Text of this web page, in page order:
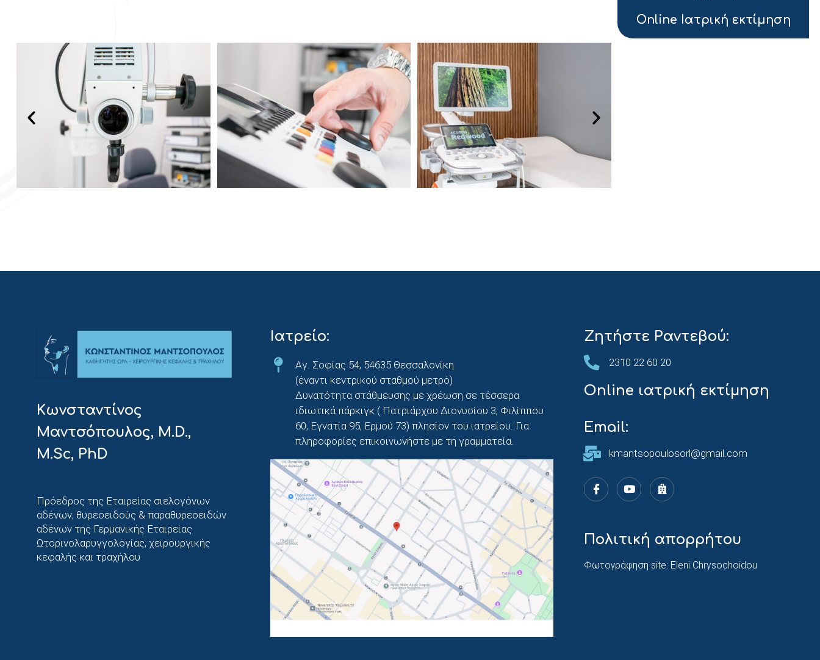
Online Ιατρική εκτίμηση
Κωνσταντίνος
Μαντσόπουλος, M.D.,
M.Sc, PhD
Πρόεδρος της Εταιρείας σιελογόνων
αδένων, θυρεοειδούς & παραθυρεοειδών
αδένων της Γερμανικής Εταιρείας
Ωτορινολαρυγγολογίας, χειρουργικής
κεφαλής και τραχήλου
Καθηγητής Ωτορινολαρυγγολογίας,
χειρουργικής κεφαλής & τραχήλου
Πανεπιστημιακό Νοσοκομείο Erlangen,
Πιστοποιημένος εκπαιδευτής
υπερηχογραφίας κεφαλής & τραχήλου
προσώπου, Φαρμακευτική ογκολογία
κεφαλής & τραχήλου
Ιατρείο:
Αγ. Σοφίας 54, 54635 Θεσσαλονίκη
(έναντι κεντρικού σταθμού μετρό)
Δυνατότητα στάθμευσης με χρέωση σε τέσσερα
ιδιωτικά πάρκιγκ ( Πατριάρχου Διονυσίου 3, Φιλίππου
60, Εγνατία 95, Ερμού 73) πλησίον του ιατρείου. Για
πληροφορίες επικοινωνήστε με τη γραμματεία.
Ζητήστε Ραντεβού:
2310 22 60 20
Online ιατρική εκτίμηση
Email:
kmantsopoulosorl@gmail.com
Πολιτική απορρήτου
Φωτογράφηση site: Eleni Chrysochoidou